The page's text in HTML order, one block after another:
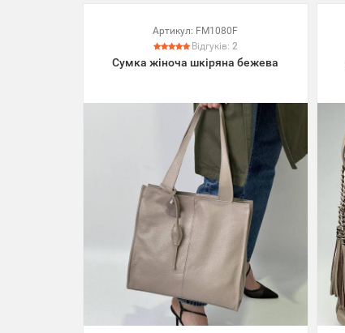
Артикул: FM1080F
Відгуків: 2
Сумка жіноча шкіряна бежева